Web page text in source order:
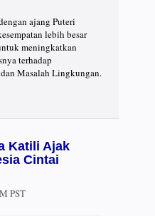
ajang Puteri
lebih besar
meningkatkan
terhadap
Masalah Lingkungan.
Katili Ajak
Cintai
PST